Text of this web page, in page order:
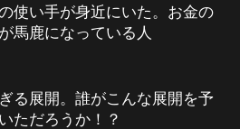
使い手が身近にいた。お金の
馬鹿になっている人
る展開。誰がこんな展開を予
ただろうか！？